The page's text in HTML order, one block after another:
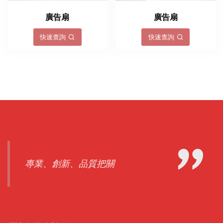
廣告扇
快速查詢
廣告扇
快速查詢
專業、創新、品質把關